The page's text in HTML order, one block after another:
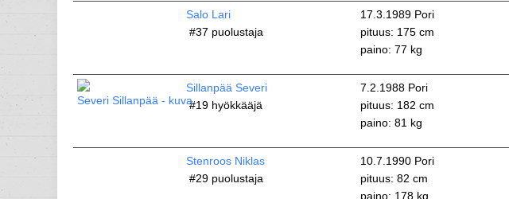
Salo Lari
#37 puolustaja
17.3.1989 Pori
pituus: 175 cm
paino: 77 kg
Sillanpää Severi
#19hyökkääjä
7.2.1988 Pori
pituus: 182 cm
paino: 81 kg
Stenroos Niklas
#29puolustaja
10.7.1990 Pori
pituus: 82 cm
paino: 178 kg